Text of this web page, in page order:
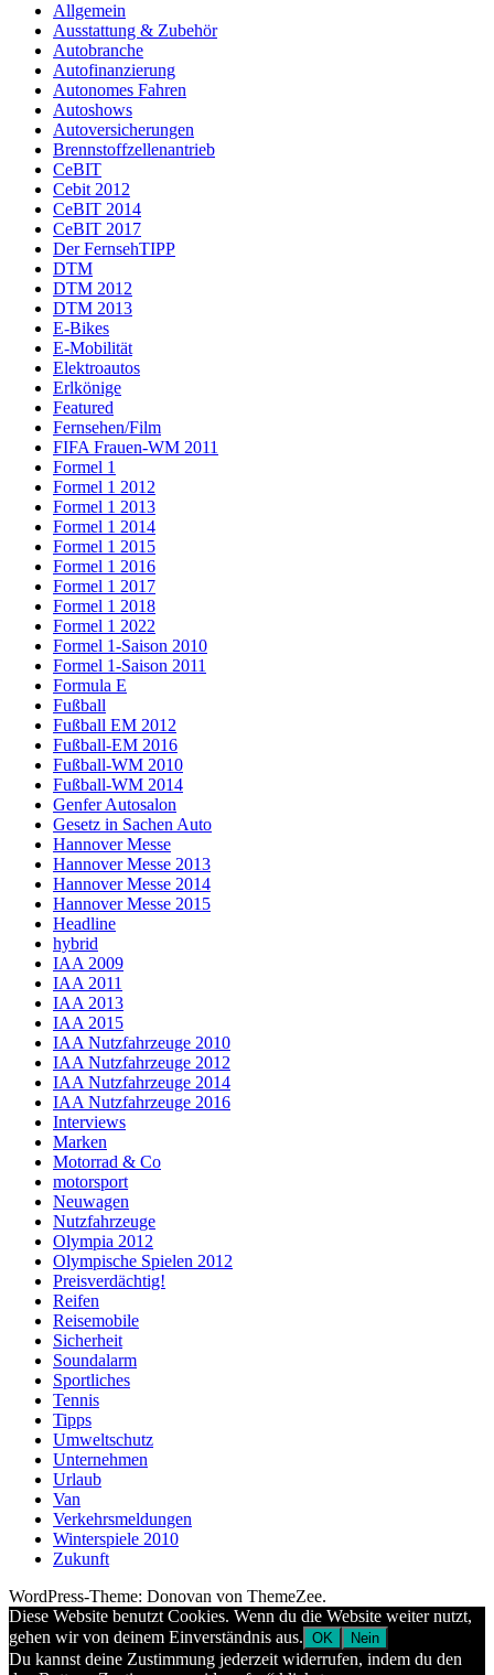
Allgemein
Ausstattung & Zubehör
Autobranche
Autofinanzierung
Autonomes Fahren
Autoshows
Autoversicherungen
Brennstoffzellenantrieb
CeBIT
Cebit 2012
CeBIT 2014
CeBIT 2017
Der FernsehTIPP
DTM
DTM 2012
DTM 2013
E-Bikes
E-Mobilität
Elektroautos
Erlkönige
Featured
Fernsehen/Film
FIFA Frauen-WM 2011
Formel 1
Formel 1 2012
Formel 1 2013
Formel 1 2014
Formel 1 2015
Formel 1 2016
Formel 1 2017
Formel 1 2018
Formel 1 2022
Formel 1-Saison 2010
Formel 1-Saison 2011
Formula E
Fußball
Fußball EM 2012
Fußball-EM 2016
Fußball-WM 2010
Fußball-WM 2014
Genfer Autosalon
Gesetz in Sachen Auto
Hannover Messe
Hannover Messe 2013
Hannover Messe 2014
Hannover Messe 2015
Headline
hybrid
IAA 2009
IAA 2011
IAA 2013
IAA 2015
IAA Nutzfahrzeuge 2010
IAA Nutzfahrzeuge 2012
IAA Nutzfahrzeuge 2014
IAA Nutzfahrzeuge 2016
Interviews
Marken
Motorrad & Co
motorsport
Neuwagen
Nutzfahrzeuge
Olympia 2012
Olympische Spielen 2012
Preisverdächtig!
Reifen
Reisemobile
Sicherheit
Soundalarm
Sportliches
Tennis
Tipps
Umweltschutz
Unternehmen
Urlaub
Van
Verkehrsmeldungen
Winterspiele 2010
Zukunft
WordPress-Theme: Donovan von ThemeZee.
Diese Website benutzt Cookies. Wenn du die Website weiter nutzt,
gehen wir von deinem Einverständnis aus. OK Nein
Du kannst deine Zustimmung jederzeit widerrufen, indem du den